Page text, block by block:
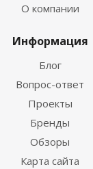
О компании
Информация
Блог
Вопрос-ответ
Проекты
Бренды
Обзоры
Карта сайта